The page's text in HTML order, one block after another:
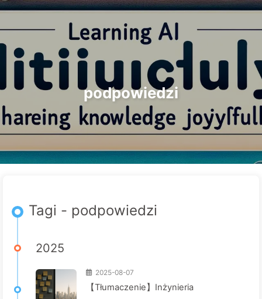
Szukaj Strona główna Archiwa Tagi
Kategorie Linki O nas 🇵🇱 Polski
podpowiedzi
Tagi - podpowiedzi
2025
2025-08-07
【Tłumaczenie】Inżynieria